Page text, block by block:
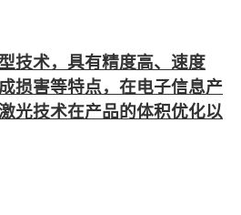
技术，具有精度高、速度
损害等特点，在电子信息产
光技术在产品的体积优化以